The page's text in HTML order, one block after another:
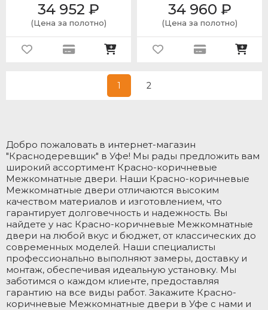
34 952 ₽
(Цена за полотно)
34 960 ₽
(Цена за полотно)
1 2
Добро пожаловать в интернет-магазин
"Краснодеревщик" в Уфе! Мы рады предложить вам
широкий ассортимент Красно-коричневые
Межкомнатные двери. Наши Красно-коричневые
Межкомнатные двери отличаются высоким
качеством материалов и изготовлением, что
гарантирует долговечность и надежность. Вы
найдете у нас Красно-коричневые Межкомнатные
двери на любой вкус и бюджет, от классических до
современных моделей. Наши специалисты
профессионально выполняют замеры, доставку и
монтаж, обеспечивая идеальную установку. Мы
заботимся о каждом клиенте, предоставляя
гарантию на все виды работ. Закажите Красно-
коричневые Межкомнатные двери в Уфе с нами и